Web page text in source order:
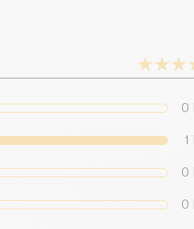
0
1
0
0